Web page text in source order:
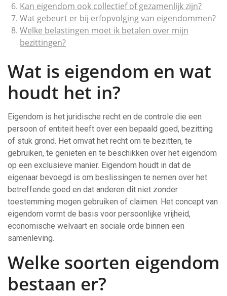
Kan eigendom ook collectief of gezamenlijk zijn?
Wat gebeurt er bij erfopvolging van eigendommen?
Welke belastingen moet ik betalen over mijn
bezittingen?
Wat is eigendom en wat
houdt het in?
Eigendom is het juridische recht en de controle die een
persoon of entiteit heeft over een bepaald goed, bezitting
of stuk grond. Het omvat het recht om te bezitten, te
gebruiken, te genieten en te beschikken over het eigendom
op een exclusieve manier. Eigendom houdt in dat de
eigenaar bevoegd is om beslissingen te nemen over het
betreffende goed en dat anderen dit niet zonder
toestemming mogen gebruiken of claimen. Het concept van
eigendom vormt de basis voor persoonlijke vrijheid,
economische welvaart en sociale orde binnen een
samenleving.
Welke soorten eigendom
bestaan er?